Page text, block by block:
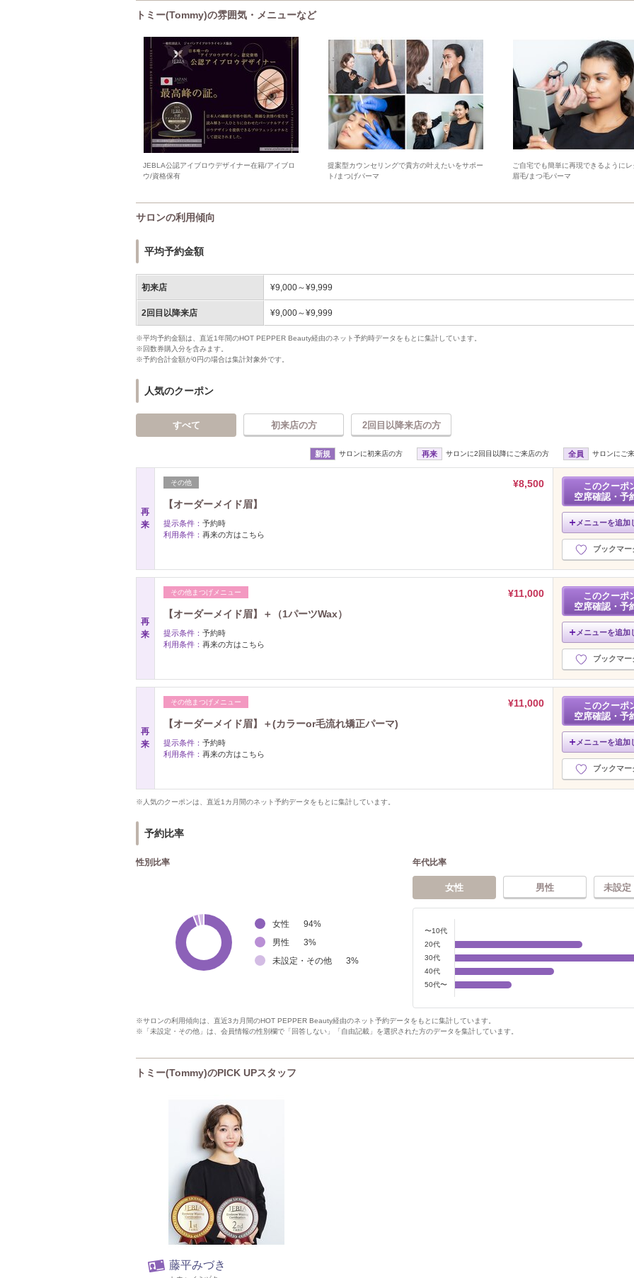
トミー(Tommy)の雰囲気・メニューなど
JEBLA公認アイブロウデザイナー在籍/アイブロ
ウ/資格保有
提案型カウンセリングで貴方の叶えたいをサポー
ト/まつげパーマ
ご自宅でも簡単に再現できるように
眉毛/まつ毛パーマ
サロンの利用傾向
平均予約金額
初来店 ¥9,000～¥9,999
2回目以降来店 ¥9,000～¥9,999
※平均予約金額は、直近1年間のHOT PEPPER Beauty経由のネット予約時データをもとに集計しています。
※回数券購入分を含みます。
※予約合計金額が0円の場合は集計対象外です。
人気のクーポン
すべて 初来店の方 2回目以降来店の方
新規 サロンに初来店の方 再来 サロンに2回目以降にご来店の方 全員 サロンにご
再
来
その他
¥8,500
【オーダーメイド眉】
提示条件： 予約時
利用条件： 再来の方はこちら
このクーポ
空席確認・予
メニューを追加
ブックマー
再
来
その他まつげメニュー
¥11,000
【オーダーメイド眉】＋（1パーツWax）
提示条件： 予約時
利用条件： 再来の方はこちら
このクーポ
空席確認・予
メニューを追加
ブックマー
再
来
その他まつげメニュー
¥11,000
【オーダーメイド眉】＋(カラーor毛流れ矯正パーマ)
提示条件： 予約時
利用条件： 再来の方はこちら
このクーポ
空席確認・予
メニューを追加
ブックマー
※人気のクーポンは、直近1カ月間のネット予約データをもとに集計しています。
予約比率
性別比率
女性 94%
男性
3%
未設定・その他
3%
年代比率
女性 男性 未設定
〜10代
20代
30代
40代
50代〜
※サロンの利用傾向は、直近3カ月間のHOT PEPPER Beauty経由のネット予約データをもとに集計しています。
※「未設定・その他」は、会員情報の性別欄で「回答しない」「自由記載」を選択された方のデータを集計しています。
トミー(Tommy)のPICK UPスタッフ
藤平みづき